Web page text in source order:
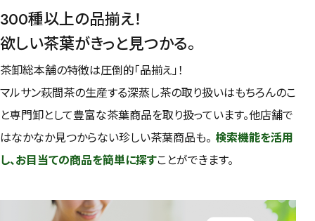
50g 100g
300種以上の品揃え！
欲しい茶葉がきっと見つかる。
茶卸総本舗の特徴は圧倒的「品揃え」！
マルサン萩間茶の生産する深蒸し茶の取り扱いはもちろんのこ
と専門卸として豊富な茶葉商品を取り扱っています。他店舗で
はなかなか見つからない珍しい茶葉商品も。 検索機能を活用
し、お目当ての商品を簡単に探すことができます。